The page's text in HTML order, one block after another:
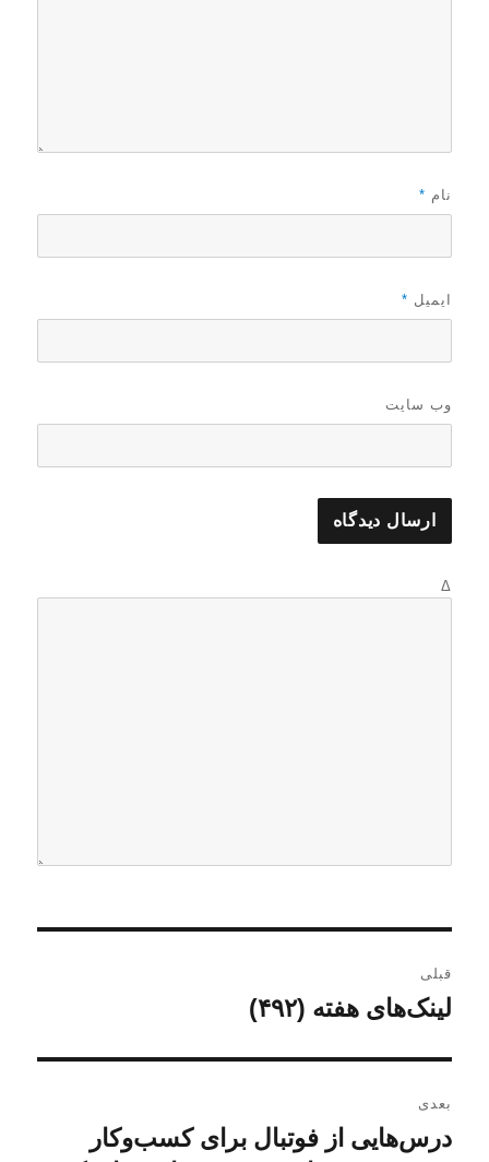
نام *
ایمیل *
وب‌ سایت
Δ
ا
ر
قبلی
ش
لینک‌های هفته (۴۹۲)
بعدی
ندرس‌هایی از فوتبال برای کسب‌و‌کار